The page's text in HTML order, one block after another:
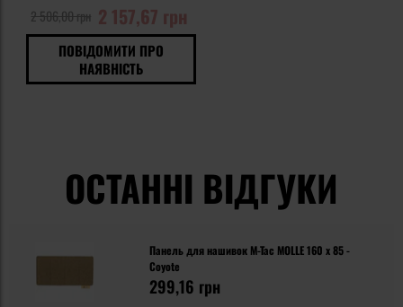
2 157,67 грн
2 506,00 грн
ПОВІДОМИТИ ПРО
НАЯВНІСТЬ
ОСТАННІ ВІДГУКИ
Панель для нашивок M-Tac MOLLE 160 x 85 -
Coyote
299,16 грн